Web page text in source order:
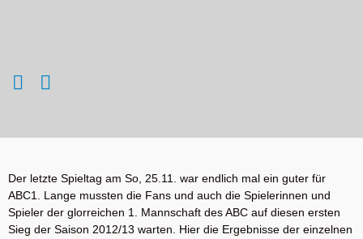
Der letzte Spieltag am So, 25.11. war endlich mal ein guter für
ABC1. Lange mussten die Fans und auch die Spielerinnen und
Spieler der glorreichen 1. Mannschaft des ABC auf diesen ersten
Sieg der Saison 2012/13 warten. Hier die Ergebnisse der einzelnen